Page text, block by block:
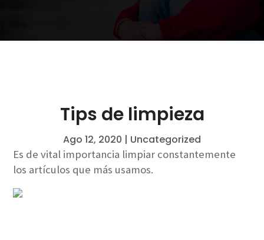
Tips de limpieza
Ago 12, 2020 | Uncategorized
Es de vital importancia limpiar constantemente
los artículos que más usamos.